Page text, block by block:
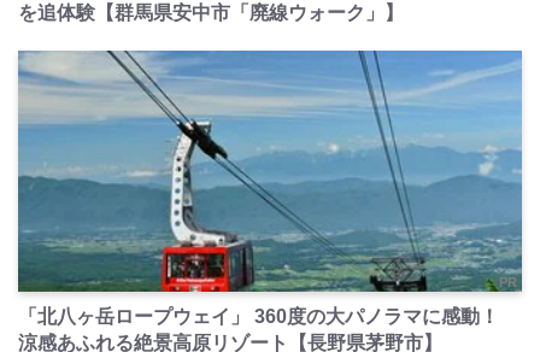
を追体験【群馬県安中市「廃線ウォーク」】
PR
「北八ヶ岳ロープウェイ」 360度の大パノラマに感動！
涼感あふれる絶景高原リゾート【長野県茅野市】